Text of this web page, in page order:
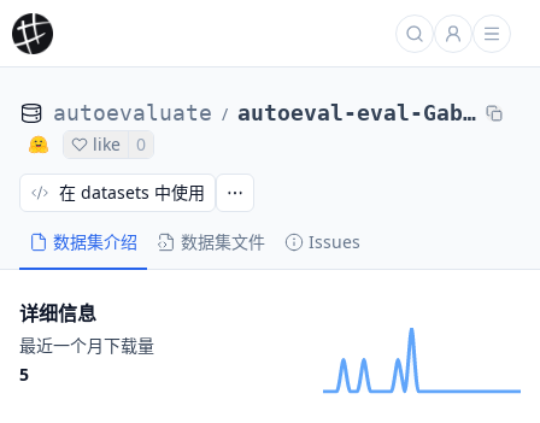
autoevaluate / autoeval-eval-Gabriel__xsum_swe-Gabriel__xsum_swe-4a396f-26739144902
like 0
数据集介绍 数据集文件 Issues
在 datasets 中使用
详细信息
最近一个月下载量
5